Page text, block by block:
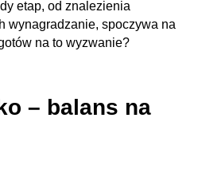
etap, od znalezienia
wynagradzanie, spoczywa na
na to wyzwanie?
– balans na